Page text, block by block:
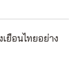
เยือนไทยอย่าง